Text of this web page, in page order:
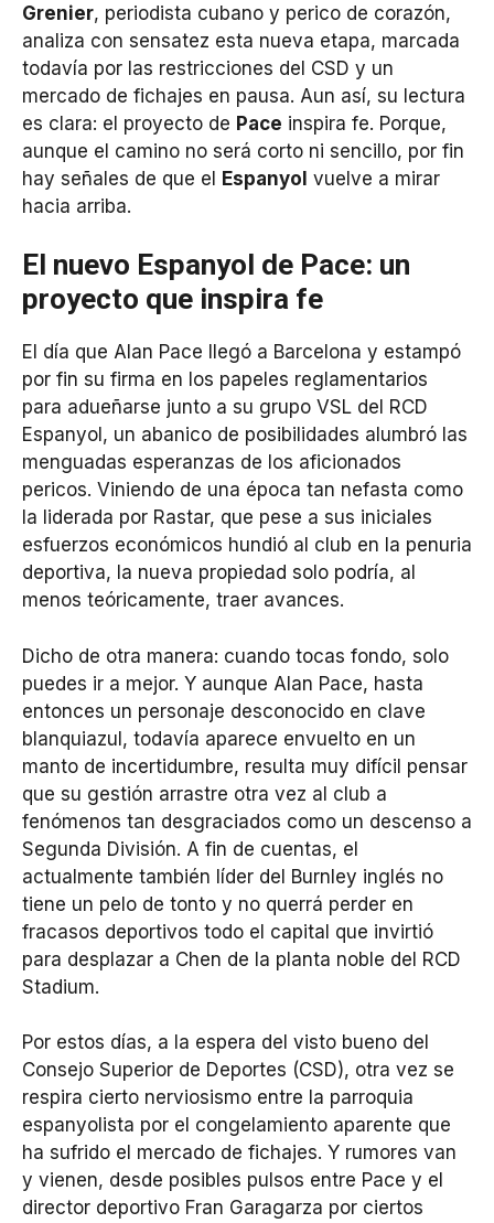
Grenier, periodista cubano y perico de corazón,
analiza con sensatez esta nueva etapa, marcada
todavía por las restricciones del CSD y un
mercado de fichajes en pausa. Aun así, su lectura
es clara: el proyecto de Pace inspira fe. Porque,
aunque el camino no será corto ni sencillo, por fin
hay señales de que el Espanyol vuelve a mirar
hacia arriba.
El nuevo Espanyol de Pace: un
proyecto que inspira fe
El día que Alan Pace llegó a Barcelona y estampó
por fin su firma en los papeles reglamentarios
para adueñarse junto a su grupo VSL del RCD
Espanyol, un abanico de posibilidades alumbró las
menguadas esperanzas de los aficionados
pericos. Viniendo de una época tan nefasta como
la liderada por Rastar, que pese a sus iniciales
esfuerzos económicos hundió al club en la penuria
deportiva, la nueva propiedad solo podría, al
menos teóricamente, traer avances.
Dicho de otra manera: cuando tocas fondo, solo
puedes ir a mejor. Y aunque Alan Pace, hasta
entonces un personaje desconocido en clave
blanquiazul, todavía aparece envuelto en un
manto de incertidumbre, resulta muy difícil pensar
que su gestión arrastre otra vez al club a
fenómenos tan desgraciados como un descenso a
Segunda División. A fin de cuentas, el
actualmente también líder del Burnley inglés no
tiene un pelo de tonto y no querrá perder en
fracasos deportivos todo el capital que invirtió
para desplazar a Chen de la planta noble del RCD
Stadium.
Por estos días, a la espera del visto bueno del
Consejo Superior de Deportes (CSD), otra vez se
respira cierto nerviosismo entre la parroquia
espanyolista por el congelamiento aparente que
ha sufrido el mercado de fichajes. Y rumores van
y vienen, desde posibles pulsos entre Pace y el
director deportivo Fran Garagarza por ciertos